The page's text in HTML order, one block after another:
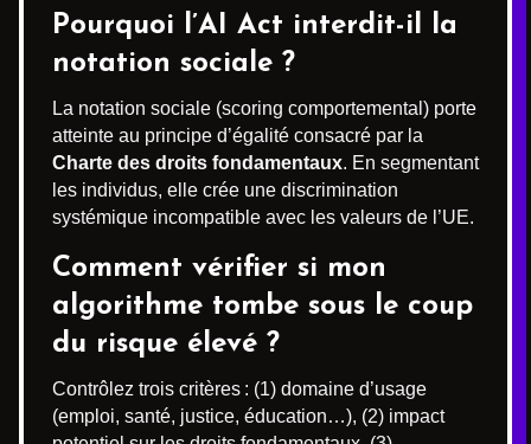
Pourquoi l’AI Act interdit-il la
notation sociale ?
La notation sociale (scoring comportemental) porte
atteinte au principe d’égalité consacré par la
Charte des droits fondamentaux. En segmentant
les individus, elle crée une discrimination
systémique incompatible avec les valeurs de l’UE.
Comment vérifier si mon
algorithme tombe sous le coup
du risque élevé ?
Contrôlez trois critères : (1) domaine d’usage
(emploi, santé, justice, éducation…), (2) impact